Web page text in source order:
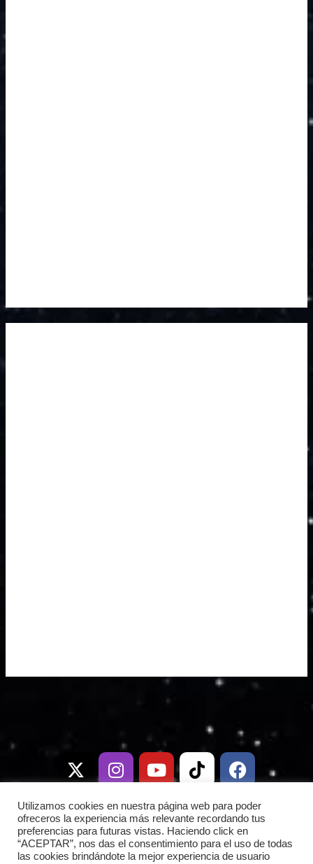
t
w
i
t
t
e
n
s
t
a
g
r
a
o
u
t
u
b
e
i
k
o
k
F
a
c
e
b
o
o
k
e
l
e
g
r
a
m
h
a
t
s
a
p
p
D
i
s
o
r
d
Utilizamos cookies en nuestra página web para poder
ofreceros la experiencia más relevante recordando tus
preferencias para futuras vistas. Haciendo click en
“ACEPTAR”, nos das el consentimiento para el uso de todas
las cookies brindándote la mejor experiencia de usuario